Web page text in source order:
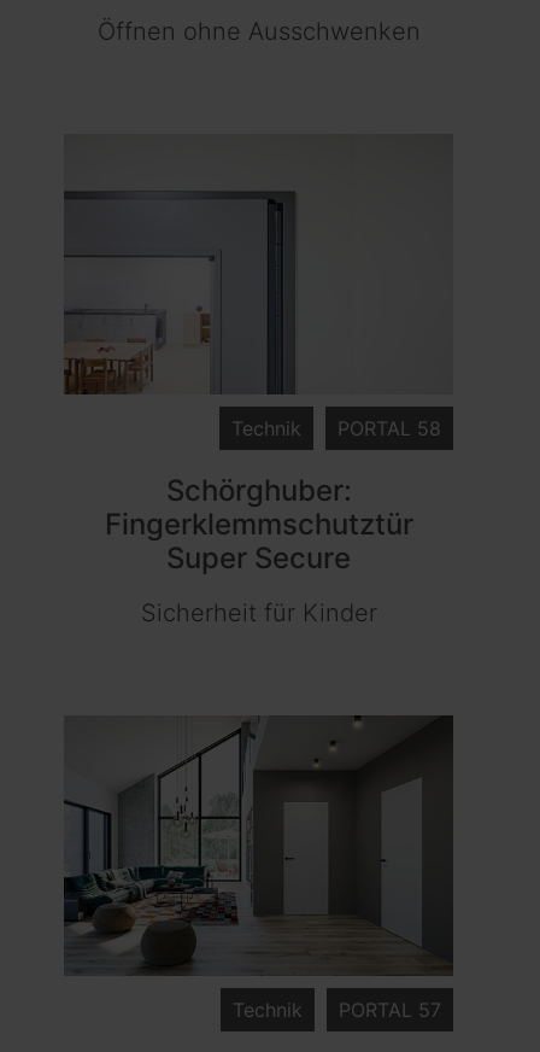
Öffnen ohne Ausschwenken
PORTAL 58
Technik
Schörghuber:
Fingerklemmschutztür
Super Secure
Sicherheit für Kinder
PORTAL 57
Technik